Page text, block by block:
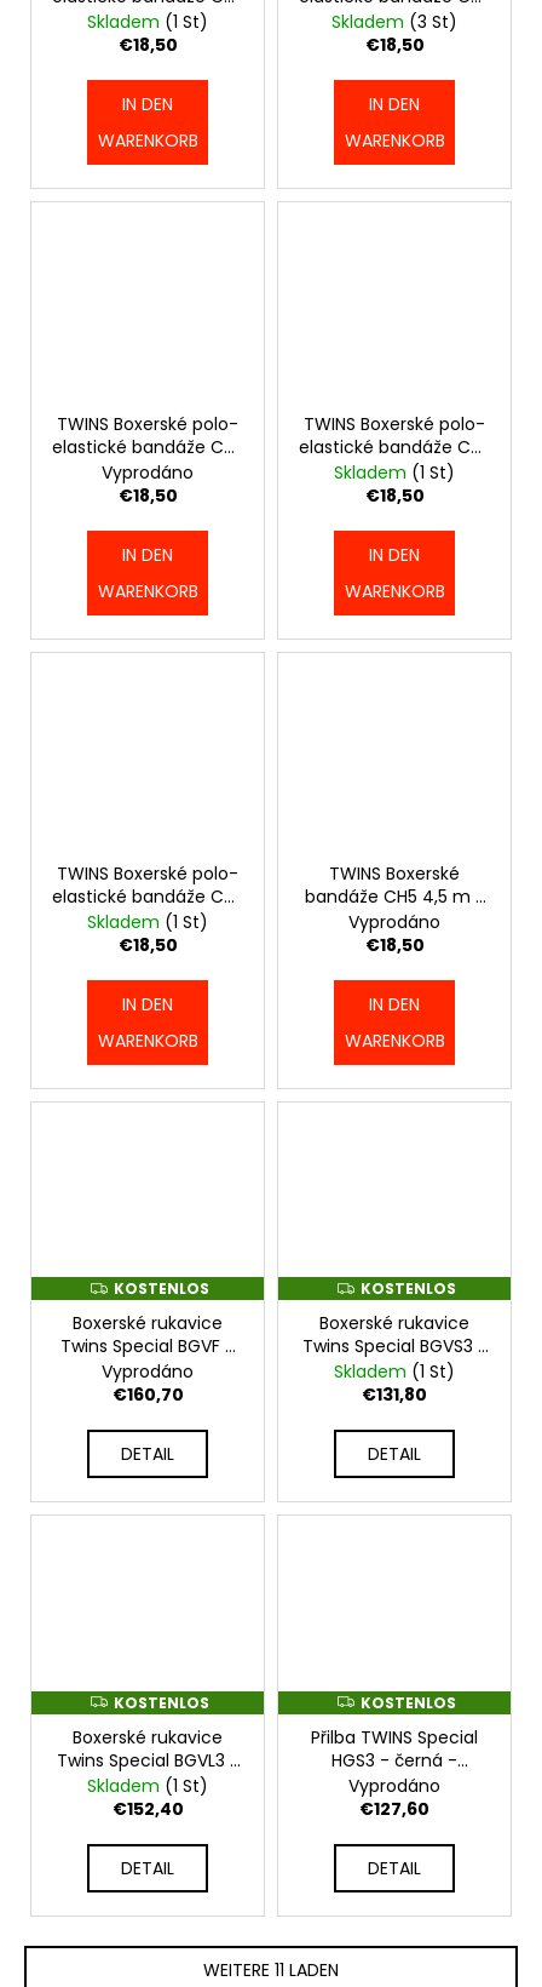
4,5 m - Růžové -
TWINS_CH5_PINK
Skladem (1 St)
€18,50
IN DEN
WARENKORB
4,5 m - Neon Green -
TWINS_CH5_NEONGREEN
Skladem (3 St)
€18,50
IN DEN
WARENKORB
TWINS Boxerské polo-
elastické bandáže CH5
4,5 m - modré -
TWINS_CH5_BLUE
Vyprodáno
€18,50
IN DEN
WARENKORB
TWINS Boxerské polo-
elastické bandáže CH5
4,5 m - šedé -
TWINS_CH5_GRY
Skladem (1 St)
€18,50
IN DEN
WARENKORB
TWINS Boxerské polo-
elastické bandáže CH5
4,5 m - bílé -
TWINS_CH5_WHT
Skladem (1 St)
€18,50
IN DEN
WARENKORB
TWINS Boxerské
bandáže CH5 4,5 m -
černá -
TWINS_CH5_BLK
Vyprodáno
€18,50
IN DEN
WARENKORB
K
O
S
T
E
N
L
KOSTENLOS
Boxerské rukavice
Twins Special BGVF -
černé - TWBGBGVF
Vyprodáno
€160,70
DETAIL
K
O
S
T
E
N
L
KOSTENLOS
Boxerské rukavice
Twins Special BGVS3 -
Grey -
TWS_BGVS3_GREY
Skladem (1 St)
€131,80
DETAIL
K
O
S
T
E
N
L
O
KOSTENLOS
Boxerské rukavice
Twins Special BGVL3 -
latte -
TWS_BGVL3_LATTE
Skladem (1 St)
€152,40
DETAIL
K
O
S
T
E
N
L
O
KOSTENLOS
Přilba TWINS Special
HGS3 - černá -
TWS_HGS3_BLK
Vyprodáno
€127,60
DETAIL
WEITERE 11 LADEN
DAX_GG200_LILA